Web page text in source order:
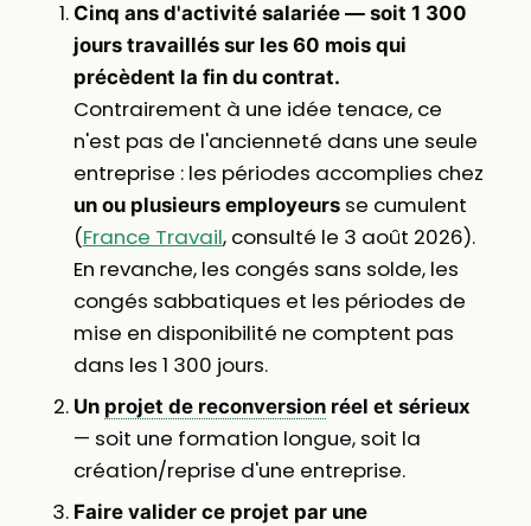
Cinq ans d'activité salariée — soit 1 300
jours travaillés sur les 60 mois qui
précèdent la fin du contrat.
Contrairement à une idée tenace, ce
n'est pas de l'ancienneté dans une seule
entreprise : les périodes accomplies chez
un ou plusieurs employeursse cumulent
(France Travail, consulté le 3 août 2026).
En revanche, les congés sans solde, les
congés sabbatiques et les périodes de
mise en disponibilité ne comptent pas
dans les 1 300 jours.
Un projet de reconversionréel et sérieux
— soit une formation longue, soit la
création/reprise d'une entreprise.
Faire valider ce projet par une